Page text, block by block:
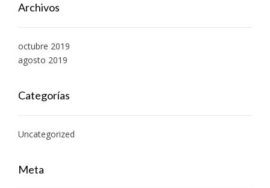
Archivos
octubre 2019
agosto 2019
Categorías
Uncategorized
Meta